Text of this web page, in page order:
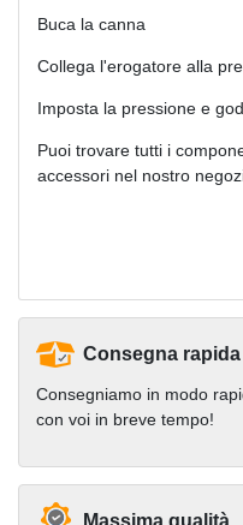
Buca la canna
Collega l'erogatore alla
Imposta la pressione e
Puoi trovare tutti i
accessori nel nostro
Consegna rapida
Consegniamo in modo
con voi in breve tempo!